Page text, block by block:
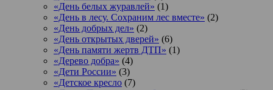
«День белых журавлей» (1)
«День в лесу. Сохраним лес вместе» (2)
«День добрых дел» (2)
«День открытых дверей» (6)
«День памяти жертв ДТП» (1)
«Дерево добра» (4)
«Дети России» (3)
«Детское кресло (7)